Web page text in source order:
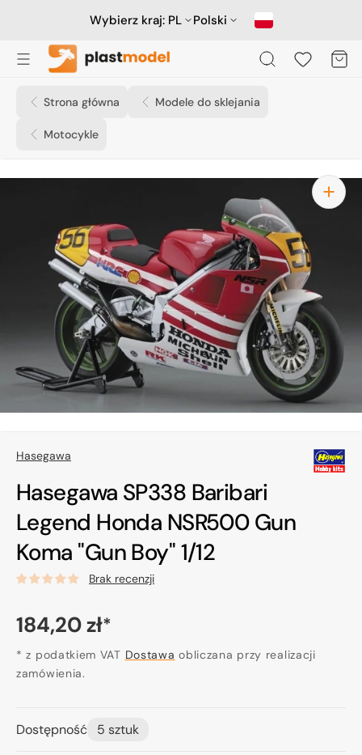
Wybierz kraj: PL Polski
Koszyk
Strona główna Modele do sklejania
Motocykle
Otwórz
media
1
w
widoku
galerii
Hasegawa
Hasegawa SP338 Baribari
Legend Honda NSR500 Gun
Koma "Gun Boy" 1/12
Brak recenzji
Cena
regularna
184,20 zł*
* z podatkiem VAT Dostawa obliczana przy realizacji
zamówienia.
Dostępność 5 sztuk